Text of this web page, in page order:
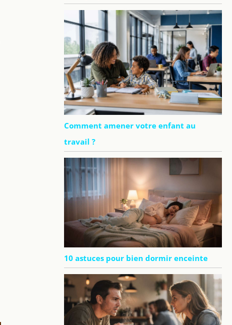
Comment amener votre enfant au
travail ?
10 astuces pour bien dormir enceinte